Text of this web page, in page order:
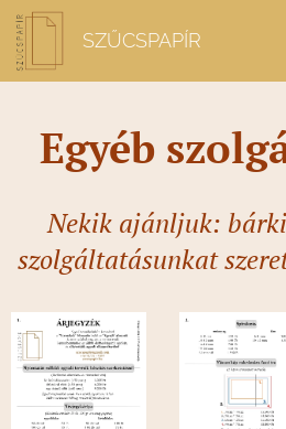
SZŰCSPAPÍR
Egyéb
Nekik ajánljuk:
szolgáltatásunkat